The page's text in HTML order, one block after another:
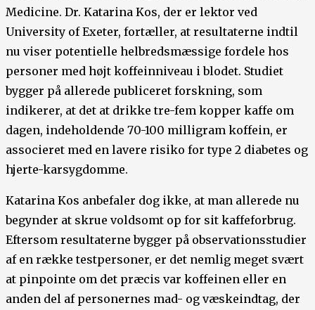
Medicine. Dr. Katarina Kos, der er lektor ved
University of Exeter, fortæller, at resultaterne indtil
nu viser potentielle helbredsmæssige fordele hos
personer med højt koffeinniveau i blodet. Studiet
bygger på allerede publiceret forskning, som
indikerer, at det at drikke tre-fem kopper kaffe om
dagen, indeholdende 70-100 milligram koffein, er
associeret med en lavere risiko for type 2 diabetes og
hjerte-karsygdomme.
Katarina Kos anbefaler dog ikke, at man allerede nu
begynder at skrue voldsomt op for sit kaffeforbrug.
Eftersom resultaterne bygger på observationsstudier
af en række testpersoner, er det nemlig meget svært
at pinpointe om det præcis var koffeinen eller en
anden del af personernes mad- og væskeindtag, der